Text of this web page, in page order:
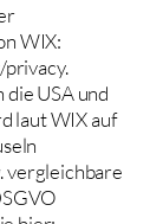
WIX:
USA und
laut WIX auf
vergleichbare